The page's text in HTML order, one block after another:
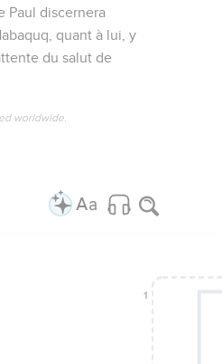
Paul discernera
quant à lui, y
du salut de
worldwide.
1